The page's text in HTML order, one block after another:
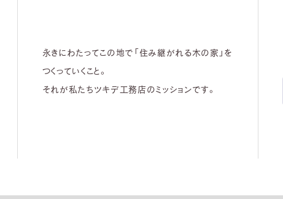
永きにわたってこの地で「住み継がれる木の家」を
つくっていくこと。
それが私たちツキデ工務店のミッションです。